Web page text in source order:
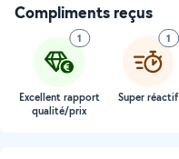
Compliments reçus
1
Excellent rapport
qualité/prix
1
Super réactif